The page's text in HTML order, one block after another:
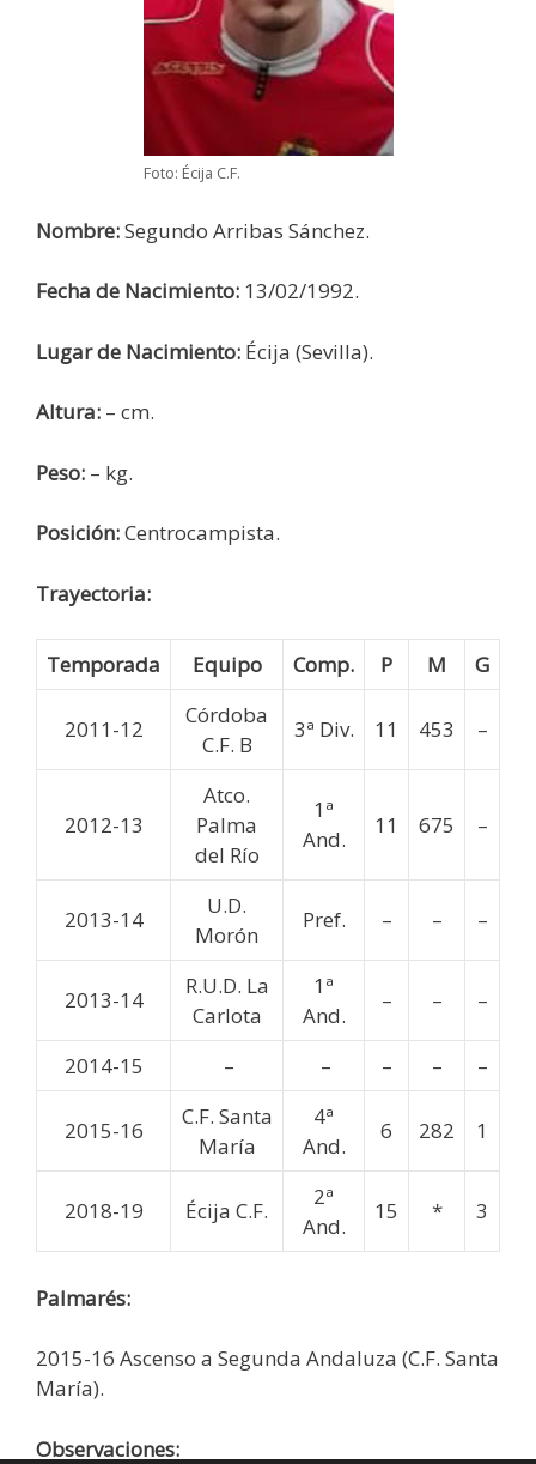
Foto: Écija C.F.
Nombre:Segundo Arribas Sánchez.
Fecha de Nacimiento: 13/02/1992.
Lugar de Nacimiento: Écija (Sevilla).
Altura: – cm.
Peso: – kg.
Posición:Centrocampista.
Trayectoria:
Temporada Equipo Comp. P M G
2011-12
Córdoba
C.F. B
3ª Div. 11 453 –
2012-13
Atco.
Palma
del Río
1ª
And.
11 675 –
2013-14
U.D.
Morón
Pref. – – –
2013-14
R.U.D. La
Carlota
1ª
And.
– – –
2014-15 – – – – –
2015-16
C.F. Santa
María
4ª
And.
6 282 1
2018-19 Écija C.F.
2ª
And.
15 * 3
Palmarés:
2015-16 Ascenso a Segunda Andaluza (C.F. Santa
María).
Observaciones: